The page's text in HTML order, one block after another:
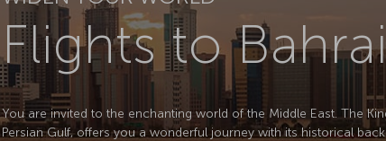
Flights to
You are invited to the enchanting world of the Middle East. The
Persian Gulf, offers you a wonderful journey with its historical